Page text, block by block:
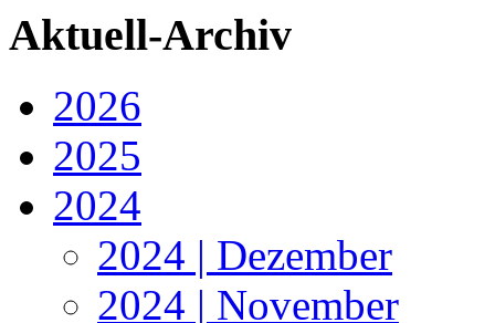
Aktuell-Archiv
2026
2025
2024
2024 | Dezember
2024 | November